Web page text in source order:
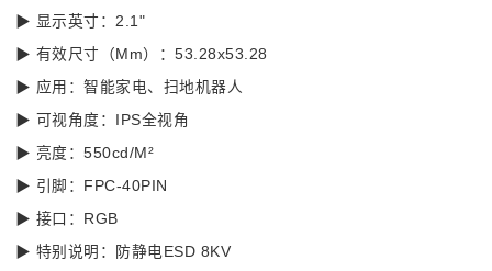
▶ 显示英寸：2.1"
▶ 有效尺寸（Mm）：53.28x53.28
▶ 应用：智能家电、扫地机器人
▶ 可视角度：IPS全视角
▶ 亮度：550cd/M²
▶ 引脚：FPC-40PIN
▶ 接口：RGB
▶ 特别说明：防静电ESD 8KV